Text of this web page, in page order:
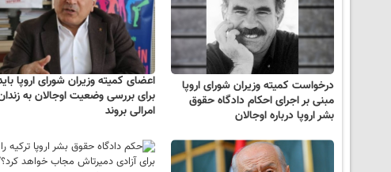
درخواست کمیته وزیران شورای اروپا
مبنی بر اجرای احکام دادگاه حقوق
بشر اروپا درباره اوجالان
اعضای کمیته وزیران شورای اروپا
برای بررسی وضعیت اوجالان به
امرالی بروند